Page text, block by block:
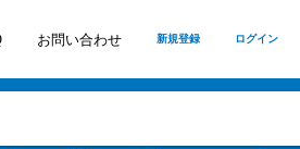
お問い合わせ 新規登録 ログイン